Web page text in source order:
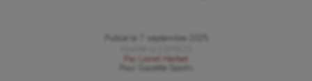
Publié le
7 septembre 2025
Par
Lionel Herbet
Gazette Sports